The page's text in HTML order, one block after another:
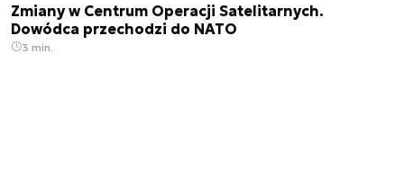
Zmiany w Centrum Operacji Satelitarnych.
Dowódca przechodzi do NATO
3 min.